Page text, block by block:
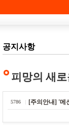
공지사항
피망의 새
5786 [주의안내] '메